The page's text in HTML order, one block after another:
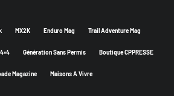
MX2K Enduro Mag Trail Adventure Mag
Génération Sans Permis Boutique CPPRESSE
Magazine Maisons A Vivre